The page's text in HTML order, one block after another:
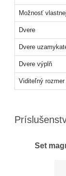
Možnosť
Dvere
Dvere
Dvere výplň
Viditeľný rozmer
Set